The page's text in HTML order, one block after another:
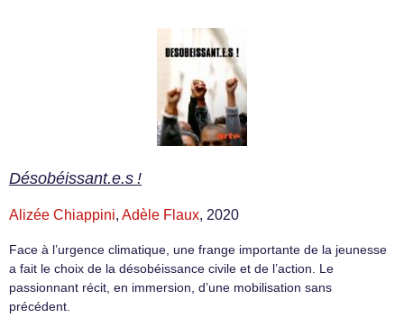
Désobéissant.e.s !
Alizée Chiappini, Adèle Flaux, 2020
Face à l’urgence climatique, une frange importante de la jeunesse
a fait le choix de la désobéissance civile et de l’action. Le
passionnant récit, en immersion, d’une mobilisation sans
précédent.